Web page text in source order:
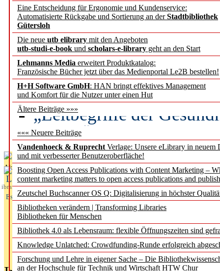
Eine Entscheidung für Ergonomie und Kundenservice:
Automatisierte Rückgabe und Sortierung an derStadtbibliothek
Gütersloh
Die neue utb elibrary mit den Angeboten
utb-studi-e-book und scholars-e-library geht an den Start
Lehmanns Media erweitert Produktkatalog:
Französische Bücher jetzt über das Medienportal Le2B bestellen!
H+H Software GmbH: HAN bringt effektives Management
und Komfort für die Nutzer unter einen Hut
Ältere Beiträge »»»
««« Neuere Beiträge
Vandenhoeck & Ruprecht Verlage: Unsere eLibrary in neuem
und mit verbesserter Benutzeroberfläche!
Boosting Open Access Publications with Content Marketing –
content marketing matters to open access publications and
Zeutschel Buchscanner OS Q: Digitalisierung in höchster
Bibliotheken verändern | Transforming Libraries
Bibliotheken für Menschen
Bibliothek 4.0 als Lebensraum: flexible Öffnungszeiten sind
Knowledge Unlatched: Crowdfunding-Runde erfolgreich
Forschung und Lehre in eigener Sache – Die
an der Hochschule für Technik und Wirtschaft HTW Chur
Sorbisches Institut neu
Geschichte und
Künstliche Intelligenz
besser zu verstehen
„Leitbegriffe der
des BIÖG erscheinen
Aktuelles aus
L
ibrary
Essentials